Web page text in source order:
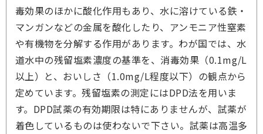
毒効果のほかに酸化作用もあり、水に溶けている鉄・
マンガンなどの金属を酸化したり、アンモニア性窒素
や有機物を分解する作用があります。わが国では、水
道水中の残留塩素濃度の基準を、消毒効果（0.1mg/L
以上）と、おいしさ（1.0mg/L程度以下）の観点から
定めています。残留塩素の測定にはDPD法を用いま
す。DPD試薬の有効期限は特にありませんが、試薬が
着色しているものは使わないで下さい。試薬は高温多